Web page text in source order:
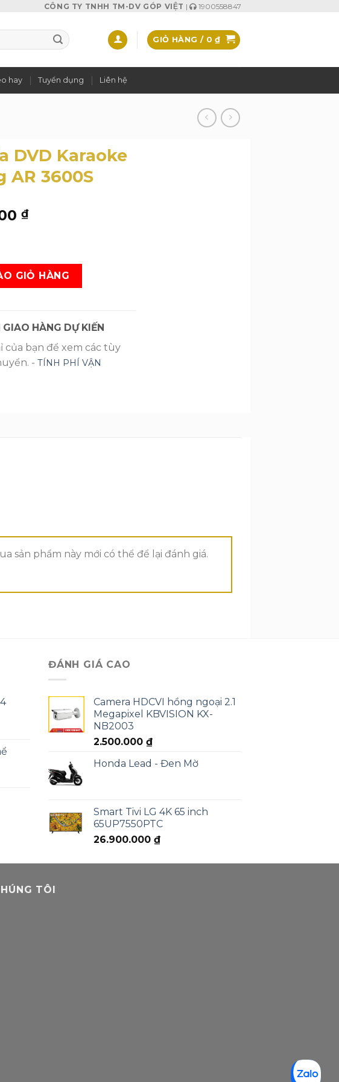
CÔNG TY TNHH TM-DV GÓP VIỆT | 1900558847
GIỎ HÀNG / 0₫
hay Tuyển dụng Liên hệ
DVD Karaoke
AR 3600S
₫
Karaoke Arirang AR 3600S SL
GIỎ HÀNG
HÀNG DỰ KIẾN
của bạn để xem các tùy
- TÍNH PHÍ VẬN
sản phẩm này mới có thể để lại đánh giá.
ĐÁNH GIÁ CAO
Camera HDCVI hồng ngoại 2.1
Megapixel KBVISION KX-
NB2003
2.500.000 ₫
Honda Lead - Đen Mờ
Smart Tivi LG 4K 65 inch
65UP7550PTC
26.900.000 ₫
TÔI